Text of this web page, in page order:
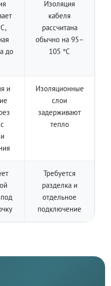
до
Изоляция
кабеля
рассчитана
обычно на 95–
105 °C
и
Изоляционные
слои
задерживают
тепло
Требуется
разделка и
отдельное
подключение